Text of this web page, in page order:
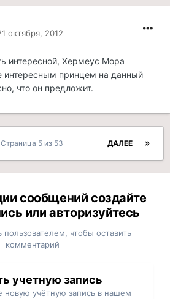
октября, 2012
интересной, Хермеус Мора
интересным принцем на данный
что он предложит.
ДАЛЕЕ
Страница 5 из 53
сообщений создайте
или авторизуйтесь
чтобы оставить
комментарий
учетную запись
новую учётную запись в нашем